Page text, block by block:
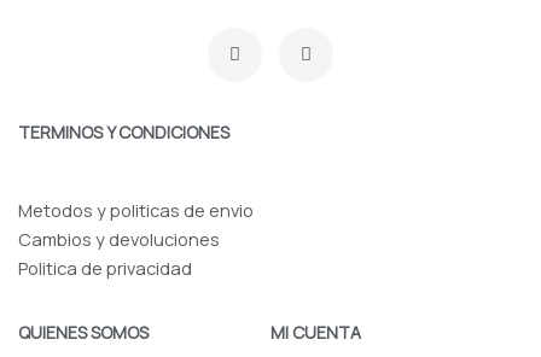
a n
TERMINOS Y CONDICIONES
Metodos y politicas de envio
Cambios y devoluciones
Politica de privacidad
QUIENES SOMOS MI CUENTA